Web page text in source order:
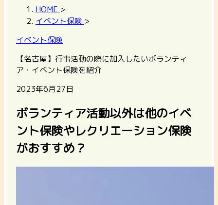
HOME >
イベント保険 >
イベント保険
【名古屋】行事活動の際に加入したいボランティ
ア・イベント保険を紹介
2023年6月27日
ボランティア活動以外は他のイベ
ント保険やレクリエーション保険
がおすすめ？